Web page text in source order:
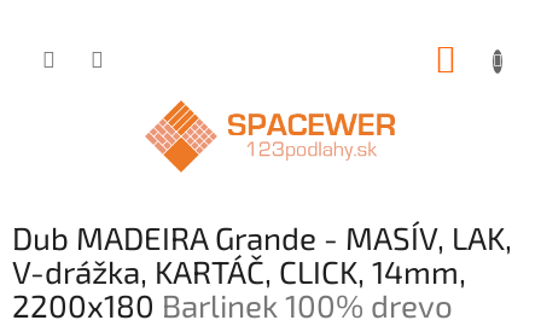
Dub MADEIRA Grande - MASÍV, LAK,
V-drážka, KARTÁČ, CLICK, 14mm,
2200x180 Barlinek 100% drevo